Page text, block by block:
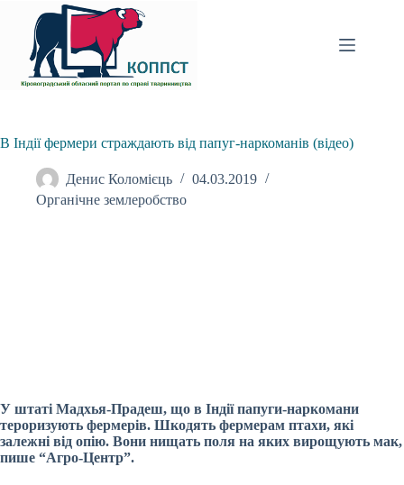
вмісту
В Індії фермери страждають від папуг-наркоманів (відео)
Денис Коломієць
04.03.2019
Органічне землеробство
У штаті Мадхья-Прадеш, що в Індії папуги-наркомани
тероризують фермерів. Шкодять фермерам птахи, які
залежні від опію. Вони нищать поля на яких вирощують мак,
пише “Агро-Центр”.